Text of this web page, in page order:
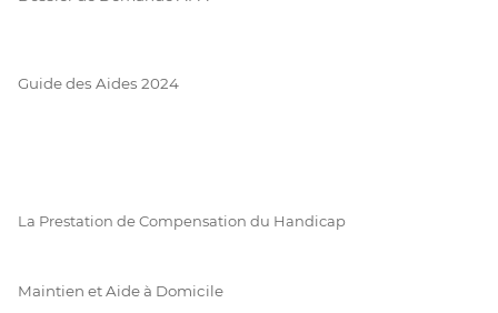
Guide des Aides 2024
La Prestation de Compensation du Handicap
Maintien et Aide à Domicile